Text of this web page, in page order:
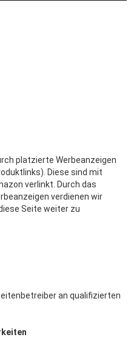
platzierte Werbeanzeigen
Diese sind mit
verlinkt. Durch das
verdienen wir
Seite weiter zu
an qualifizierten